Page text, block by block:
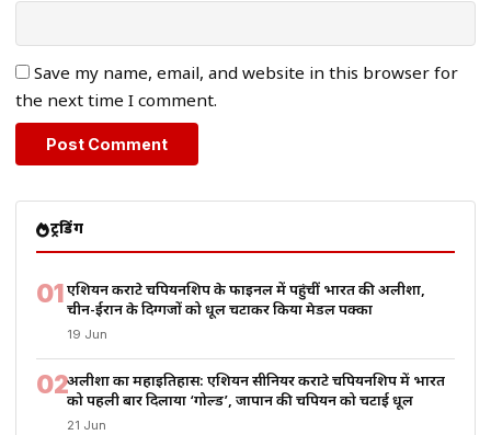
Save my name, email, and website in this browser for
the next time I comment.
ट्रेंडिंग
01एशियन कराटे चैंपियनशिप के फाइनल में पहुंचीं भारत की अलीशा,
चीन-ईरान के दिग्गजों को धूल चटाकर किया मेडल पक्का
19 Jun
02अलीशा का महाइतिहास: एशियन सीनियर कराटे चैंपियनशिप में भारत
को पहली बार दिलाया ‘गोल्ड’, जापान की चैंपियन को चटाई धूल
21 Jun